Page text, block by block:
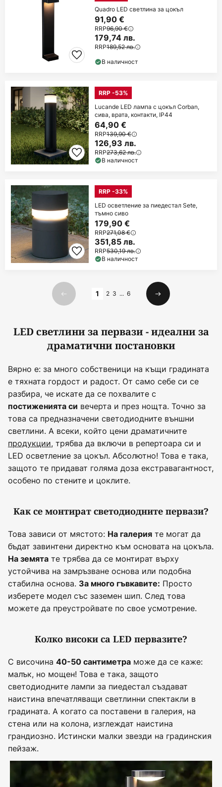
Quadro LED светлина за цокъл
91,90 €
RRP96,90 €
179,74 лв.
RRP189,52 лв.
В наличност
RRP -53%
Lucande LED лампа с цокъл Corban,
сива, врата, контакти, IP44
64,90 €
RRP139,90 €
126,93 лв.
RRP273,62 лв.
В наличност
RRP -33%
LED осветление за пиедестал Sete,
тъмно сиво
179,90 €
RRP271,08 €
351,85 лв.
RRP530,19 лв.
В наличност
Предишна
1 2 3 ... 6
Следваща
LED светлини за первази - идеални за
драматични постановки
Вярно е: за много собственици на къщи градината
е тяхната гордост и радост. От само себе си се
разбира, че искате да се похвалите с
постиженията си вечерта и през нощта. Точно за
това са предназначени светодиодните външни
светлини. А всеки, който цени драматичните
продукции, трябва да включи в репертоара си и
LED осветление за цокъл. Абсолютно! Това е така,
защото те придават голяма доза екстравагантност,
особено по стените и цоклите.
Как се монтират светодиодните первази?
Това зависи от мястото: На галерия те могат да
бъдат завинтени директно към основата на цокъла.
На земята те трябва да се монтират върху
устойчива на замръзване основа или подобна
стабилна основа. За много гъвкавите: Просто
изберете модел със заземен шип. След това
можете да преустройвате по свое усмотрение.
Колко високи са LED первазите?
С височина 40-50 сантиметра може да се каже:
малък, но мощен! Това е така, защото
светодиодните лампи за пиедестал създават
наистина впечатляващи светлинни спектакли в
градината. А когато са поставени в галерия, на
стена или на колона, изглеждат наистина
грандиозно. Истински малки звезди на градинския
пейзаж.